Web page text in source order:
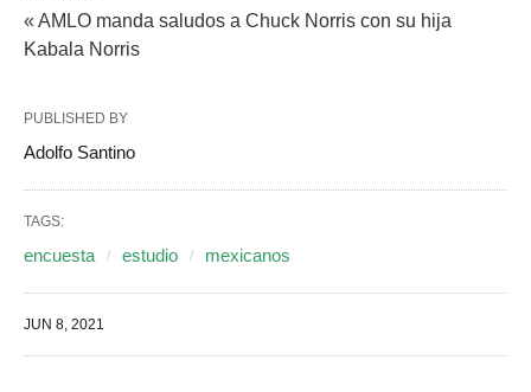
« AMLO manda saludos a Chuck Norris con su hija
Kabala Norris
PUBLISHED BY
Adolfo Santino
TAGS:
encuesta estudio mexicanos
JUN 8, 2021